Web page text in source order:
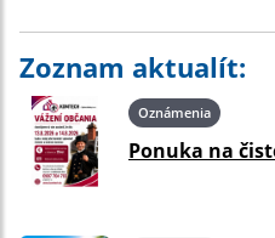
Zoznam aktualít:
Oznámenia
Ponuka na